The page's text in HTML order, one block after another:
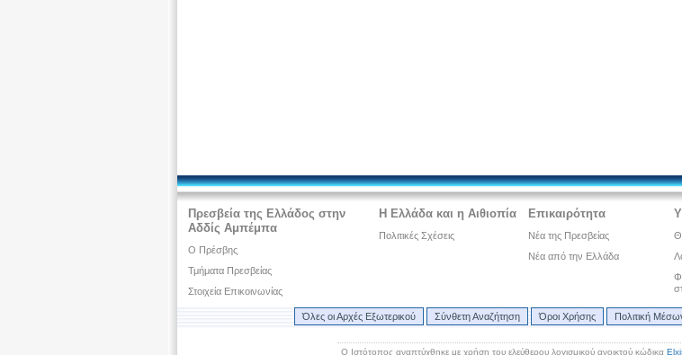
Πρεσβεία της Ελλάδος στην
Αδδίς Αμπέμπα
Ο Πρέσβης
Τμήματα Πρεσβείας
Στοιχεία Επικοινωνίας
Η Ελλάδα και η Αιθιοπία
Πολιτικές Σχέσεις
Επικαιρότητα
Νέα της Πρεσβείας
Νέα από την Ελλάδα
Όλες οι Αρχές Εξωτερικού Σύνθετη Αναζήτηση Όροι Χρήσης Πολιτική
Ο Ιστότοπος αναπτύχθηκε με χρήση του ελεύθερου λογισμικού ανοικτού κώδικα